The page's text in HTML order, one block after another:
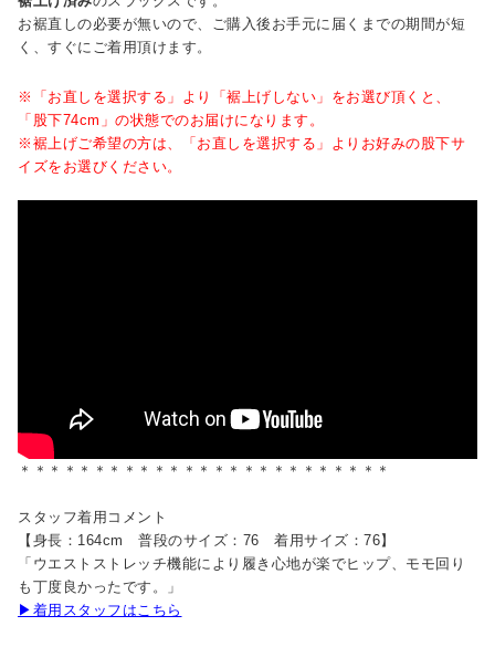
お裾直しの必要が無いので、ご購入後お手元に届くまでの期間が短
く、すぐにご着用頂けます。
※「お直しを選択する」より「裾上げしない」をお選び頂くと、
「股下74cm」の状態でのお届けになります。
※裾上げご希望の方は、「お直しを選択する」よりお好みの股下サ
イズをお選びください。
＊＊＊＊＊＊＊＊＊＊＊＊＊＊＊＊＊＊＊＊＊＊＊＊＊
スタッフ着用コメント
【身長：164cm 普段のサイズ：76 着用サイズ：76】
「ウエストストレッチ機能により履き心地が楽でヒップ、モモ回り
も丁度良かったです。」
▶着用スタッフはこちら